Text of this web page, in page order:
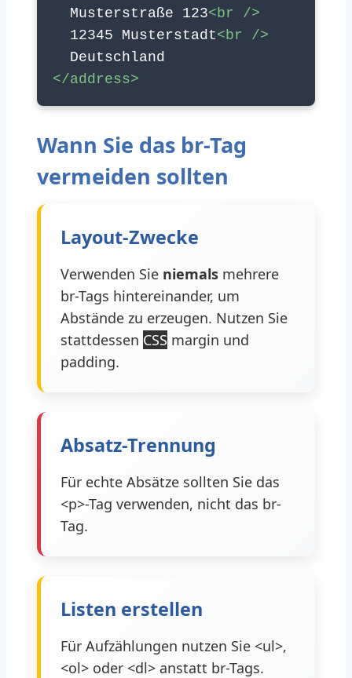
Musterstraße 123<br />
12345 Musterstadt<br />
Deutschland
</address>
Wann Sie das br-Tag
vermeiden sollten
Layout-Zwecke
Verwenden Sie niemals mehrere
br-Tags hintereinander, um
Abstände zu erzeugen. Nutzen Sie
stattdessen CSS margin und
padding.
Absatz-Trennung
Für echte Absätze sollten Sie das
<p>-Tag verwenden, nicht das br-
Tag.
Listen erstellen
Für Aufzählungen nutzen Sie <ul>,
<ol> oder <dl> anstatt br-Tags.